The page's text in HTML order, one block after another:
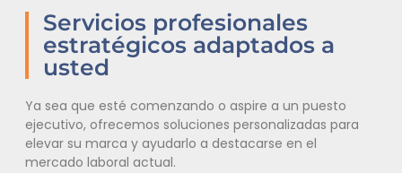
Servicios profesionales
estratégicos adaptados a
usted
Ya sea que esté comenzando o aspire a un puesto
ejecutivo, ofrecemos soluciones personalizadas para
elevar su marca y ayudarlo a destacarse en el
mercado laboral actual.